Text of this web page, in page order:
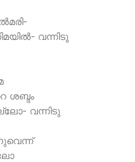
വന്നിടു
ശബ്ദം
വന്നിടു